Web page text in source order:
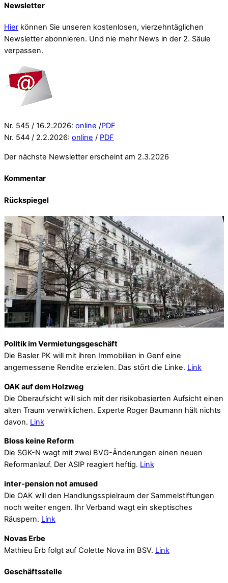
Newsletter
Hier können Sie unseren kostenlosen, vierzehntäglichen
Newsletter abonnieren. Und nie mehr News in der 2. Säule
verpassen.
Nr. 545 / 16.2.2026: online /PDF
Nr. 544 / 2.2.2026: online / PDF
Der nächste Newsletter erscheint am 2.3.2026
Kommentar
Rückspiegel
Politik im Vermietungsgeschäft
Die Basler PK will mit ihren Immobilien in Genf eine
angemessene Rendite erzielen. Das stört die Linke. Link
OAK auf dem Holzweg
Die Oberaufsicht will sich mit der risikobasierten Aufsicht einen
alten Traum verwirklichen. Experte Roger Baumann hält nichts
davon. Link
Bloss keine Reform
Die SGK-N wagt mit zwei BVG-Änderungen einen neuen
Reformanlauf. Der ASIP reagiert heftig. Link
inter-pension not amused
Die OAK will den Handlungsspielraum der Sammelstiftungen
noch weiter engen. Ihr Verband wagt ein skeptisches
Räuspern. Link
Novas Erbe
Mathieu Erb folgt auf Colette Nova im BSV. Link
Geschäftsstelle